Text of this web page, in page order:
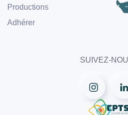
Productions
Adhérer
SUIVEZ-